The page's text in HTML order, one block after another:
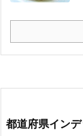
都道府県イン